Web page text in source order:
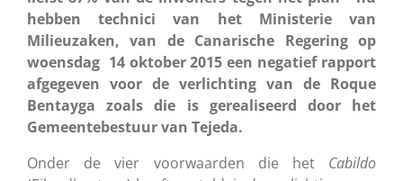
hebben technici van het Ministerie van
Milieuzaken, van de Canarische Regering op
woensdag 14 oktober 2015 een negatief rapport
afgegeven voor de verlichting van de Roque
Bentayga zoals die is gerealiseerd door het
Gemeentebestuur van Tejeda.
Onder de vier voorwaarden die het Cabildo